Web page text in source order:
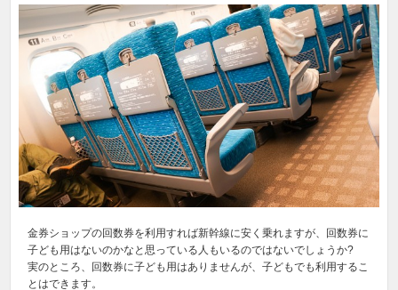
金券ショップの回数券を利用すれば新幹線に安く乗れますが、回数券に
子ども用はないのかなと思っている人もいるのではないでしょうか?
実のところ、回数券に子ども用はありませんが、子どもでも利用するこ
とはできます。